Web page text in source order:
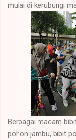
mulai di kerubungi
Berbagai macam
pohon jambu, bibit